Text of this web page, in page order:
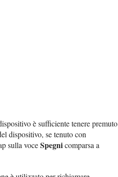
è sufficiente tenere premuto
dispositivo, se tenuto con
sulla voceSpegnicomparsa a